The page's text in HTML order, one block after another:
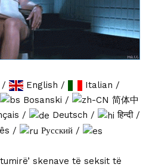
/ English / Italian /
Bosanski /
简体中
/ Deutsch / हिन्दी/
/ Русский /
skenave të seksit të